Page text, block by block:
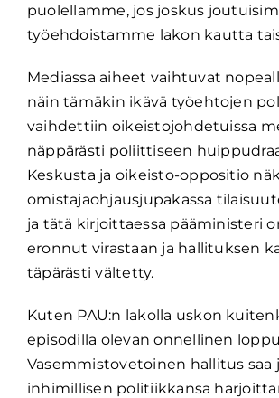
puolellamme, jos joskus
työehdoistamme lakon kautta
Mediassa aiheet vaihtuvat
näin tämäkin ikävä työehtojen
vaihdettiin oikeistojohdetuissa
näppärästi poliittiseen
Keskusta ja oikeisto-oppositio
omistajaohjausjupakassa
ja tätä kirjoittaessa pääministeri
eronnut virastaan ja hallituksen
täpärästi vältetty.
Kuten PAU:n lakolla uskon
episodilla olevan onnellinen
Vasemmistovetoinen hallitus saa
inhimillisen politiikkansa